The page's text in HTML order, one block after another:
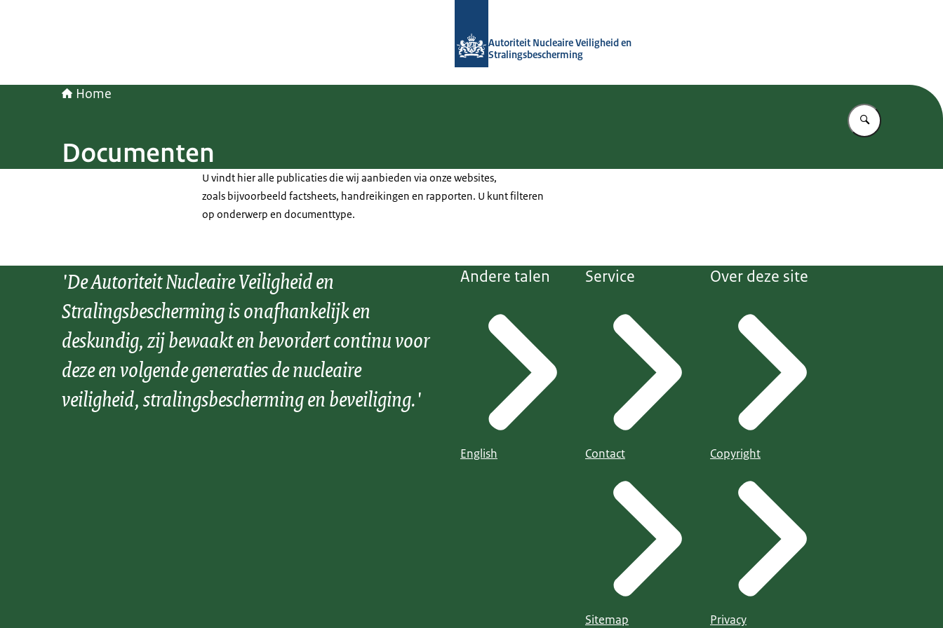
Autoriteit Nucleaire Veiligheid en
Stralingsbescherming
Home
Vul in wat u
Documenten
U vindt hier alle publicaties die wij aanbieden via onze websites,
zoals bijvoorbeeld factsheets, handreikingen en rapporten. U kunt filteren
op onderwerp en documenttype.
'De Autoriteit Nucleaire Veiligheid en
Stralingsbescherming is onafhankelijk en
deskundig, zij bewaakt en bevordert continu voor
deze en volgende generaties de nucleaire
veiligheid, stralingsbescherming en beveiliging.'
Andere talen
English
Service
Contact
Sitemap
Over deze site
Copyright
Privacy